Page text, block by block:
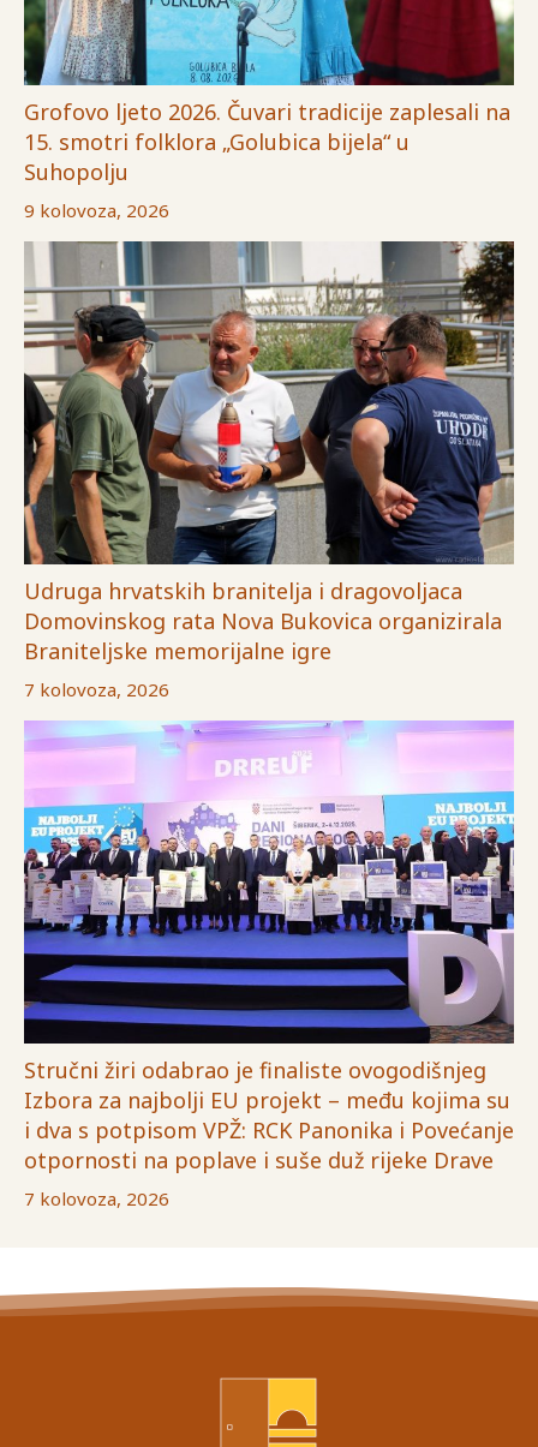
Grofovo ljeto 2026. Čuvari tradicije zaplesali na
15. smotri folklora „Golubica bijela“ u
Suhopolju
9 kolovoza, 2026
Udruga hrvatskih branitelja i dragovoljaca
Domovinskog rata Nova Bukovica organizirala
Braniteljske memorijalne igre
7 kolovoza, 2026
Stručni žiri odabrao je finaliste ovogodišnjeg
Izbora za najbolji EU projekt – među kojima su
i dva s potpisom VPŽ: RCK Panonika i Povećanje
otpornosti na poplave i suše duž rijeke Drave
7 kolovoza, 2026